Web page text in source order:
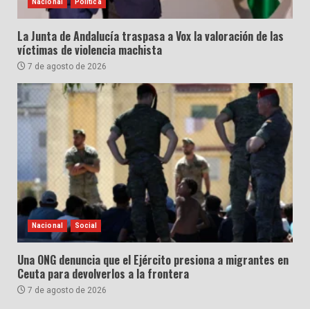
Nacional Política
La Junta de Andalucía traspasa a Vox la valoración de las
víctimas de violencia machista
7 de agosto de 2026
Nacional Social
Una ONG denuncia que el Ejército presiona a migrantes en
Ceuta para devolverlos a la frontera
7 de agosto de 2026